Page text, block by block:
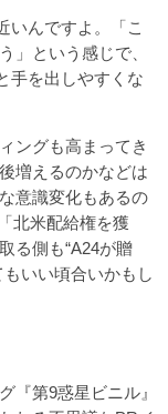
いんですよ。「こ
」という感じで、
手を出しやすくな
ングも高まってき
増えるのかなどは
意識変化もあるの
北米配給権を獲
る側も“A24が贈
いい頃合いかもし
『第9惑星ビニル』